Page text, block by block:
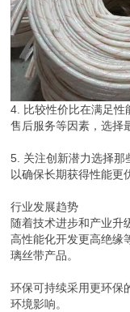
4. 比较性价比在满足性
售后服务等因素，选择
5. 关注创新潜力选择那
以确保长期获得性能更
行业发展趋势
随着技术进步和产业升
高性能化开发更高绝缘
璃丝带产品。
环保可持续采用更环保
环境影响。